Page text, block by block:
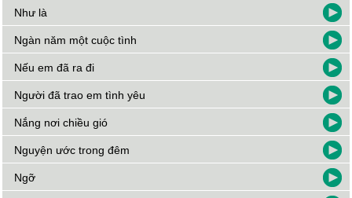
Như là
Ngàn năm một cuộc tình
Nếu em đã ra đi
Người đã trao em tình yêu
Nắng nơi chiều gió
Nguyện ước trong đêm
Ngỡ